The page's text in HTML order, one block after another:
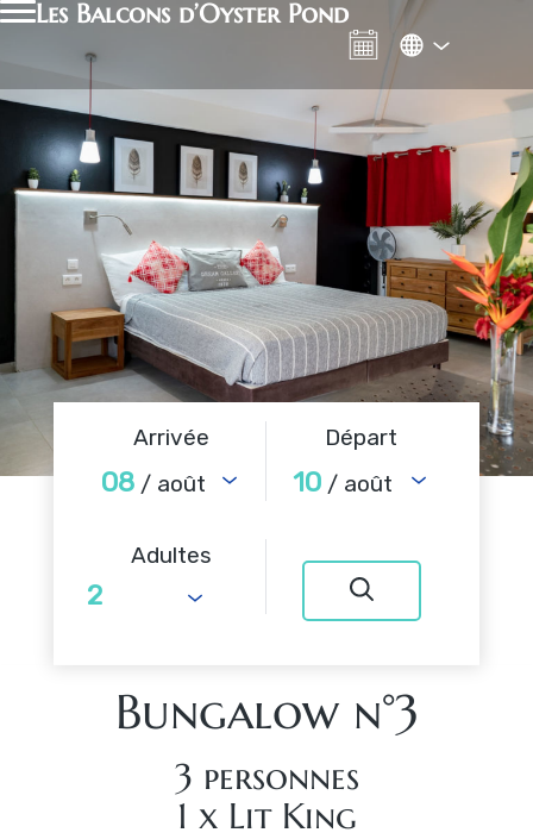
Les Balcons d’Oyster Pond
Arrivée
08 / août
Départ
10 / août
Adultes
Bungalow n°3
3 personnes
1 x Lit King